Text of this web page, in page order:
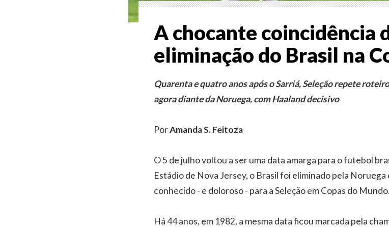
A chocante coincidência
eliminação do Brasil na
Quarenta e quatro anos após o Sarriá, Seleção repete
agora diante da Noruega, com Haaland decisivo
PorAmanda S. Feitoza
O 5 de julho voltou a ser uma data amarga para o futebol
Estádio de Nova Jersey, o Brasil foi eliminado pela
conhecido - e doloroso - para a Seleção em Copas do Mundo.
Há 44 anos, em 1982, a mesma data ficou marcada pela